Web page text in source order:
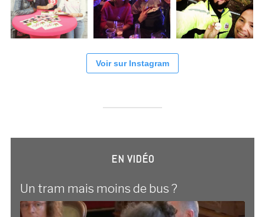
Voir sur Instagram
EN VIDÉO
Un tram mais moins de bus ?